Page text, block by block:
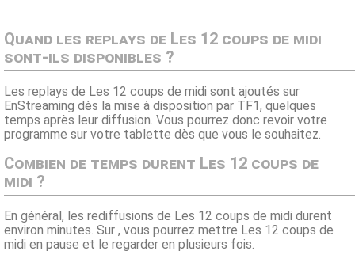
Quand les replays de Les 12 coups de midi
sont-ils disponibles ?
Les replays de Les 12 coups de midi sont ajoutés sur
EnStreaming dès la mise à disposition par TF1, quelques
temps après leur diffusion. Vous pourrez donc revoir votre
programme sur votre tablette dès que vous le souhaitez.
Combien de temps durent Les 12 coups de
midi ?
En général, les rediffusions de Les 12 coups de midi durent
environ minutes. Sur , vous pourrez mettre Les 12 coups de
midi en pause et le regarder en plusieurs fois.